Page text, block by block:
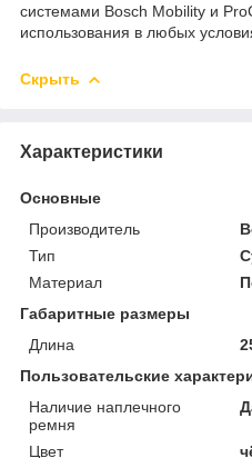
системами Bosch Mobility и
использования в любых
Скрыть
Характеристики
Основные
Производитель
Тип
Материал
Габаритные размеры
Длина
Пользовательские
Наличие наплечного
ремня
Цвет